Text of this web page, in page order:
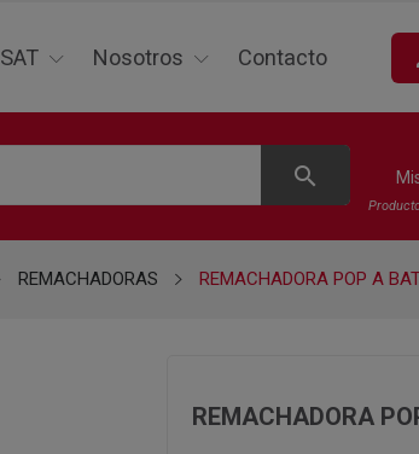
SAT Nosotros Contacto
search
REMACHADORAS REMACHADORA POP A
REMACHADORA